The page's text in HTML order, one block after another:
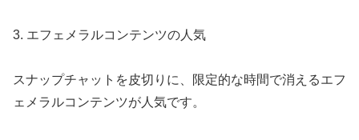
3. エフェメラルコンテンツの人気
スナップチャットを皮切りに、限定的な時間で消えるエフ
ェメラルコンテンツが人気です。